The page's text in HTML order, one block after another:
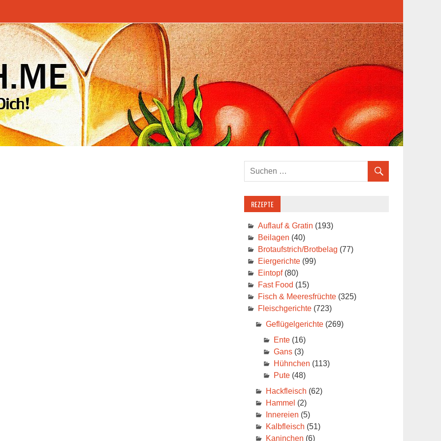
REZEPTE
Auflauf & Gratin (193)
Beilagen (40)
Brotaufstrich/Brotbelag (77)
Eiergerichte(99)
Eintopf(80)
Fast Food (15)
Fisch & Meeresfrüchte(325)
Fleischgerichte(723)
Geflügelgerichte(269)
Ente(16)
Gans(3)
Hühnchen (113)
Pute(48)
Hackfleisch (62)
Hammel (2)
Innereien (5)
Kalbfleisch (51)
Kaninchen (6)